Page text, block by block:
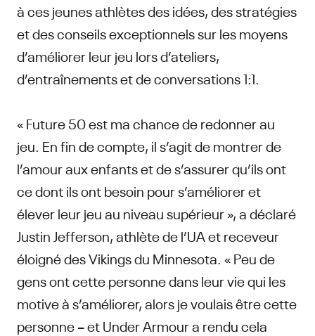
à ces jeunes athlètes des idées, des stratégies
et des conseils exceptionnels sur les moyens
d’améliorer leur jeu lors d’ateliers,
d’entraînements et de conversations 1:1.
« Future 50 est ma chance de redonner au
jeu. En fin de compte, il s’agit de montrer de
l’amour aux enfants et de s’assurer qu’ils ont
ce dont ils ont besoin pour s’améliorer et
élever leur jeu au niveau supérieur », a déclaré
Justin Jefferson, athlète de l’UA et receveur
éloigné des Vikings du Minnesota. « Peu de
gens ont cette personne dans leur vie qui les
motive à s’améliorer, alors je voulais être cette
personne – et Under Armour a rendu cela